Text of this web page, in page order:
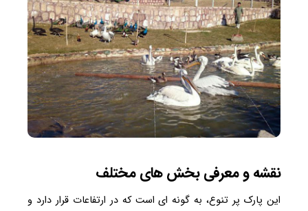
نقشه و معرفی بخش های مختلف
این پارک پر تنوع، به گونه ای است که در ارتفاعات قرار دارد و